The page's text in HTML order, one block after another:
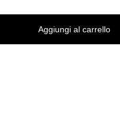
Aggiungi al carrello